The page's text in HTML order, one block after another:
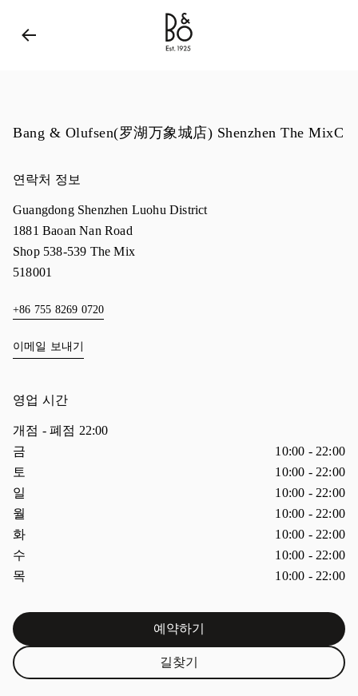
Bang & Olufsen - Exist to Create
Bang & Olufsen(罗湖万象城店) Shenzhen The MixC
연락처 정보
Guangdong Shenzhen Luohu District
1881 Baoan Nan Road
Shop 538-539 The Mix
518001
+86 755 8269 0720
이메일 보내기
영업 시간
개점 - 폐점 22:00
요일
금 10:00 - 22:00
토
10:00 - 22:00
일
10:00 - 22:00
월
10:00 - 22:00
화
10:00 - 22:00
수
10:00 - 22:00
목
10:00 - 22:00
예약하기Link Opens in New Tab
길찾기Link Opens in New Tab